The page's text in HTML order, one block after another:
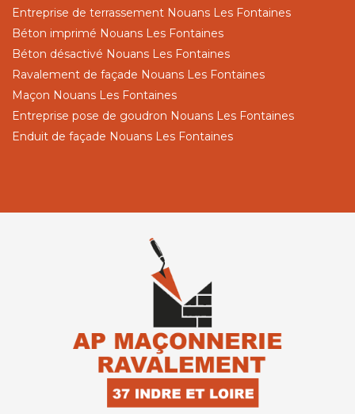
Entreprise de terrassement Nouans Les Fontaines
Béton imprimé Nouans Les Fontaines
Béton désactivé Nouans Les Fontaines
Ravalement de façade Nouans Les Fontaines
Maçon Nouans Les Fontaines
Entreprise pose de goudron Nouans Les Fontaines
Enduit de façade Nouans Les Fontaines